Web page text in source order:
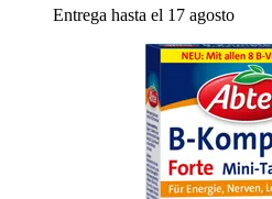
Entrega hasta el 17 agosto